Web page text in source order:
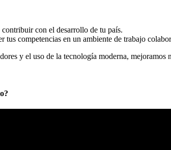
con el desarrollo de tu país.
tus competencias en un ambiente de trabajo
y el uso de la tecnología moderna, mejoramos